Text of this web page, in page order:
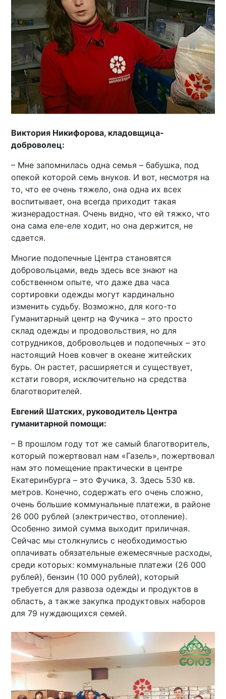
Виктория Никифорова, кладовщица-
доброволец:
– Мне запомнилась одна семья – бабушка, под
опекой которой семь внуков. И вот, несмотря на
то, что ее очень тяжело, она одна их всех
воспитывает, она всегда приходит такая
жизнерадостная. Очень видно, что ей тяжко, что
она сама еле-еле ходит, но она держится, не
сдается.
Многие подопечные Центра становятся
добровольцами, ведь здесь все знают на
собственном опыте, что даже два часа
сортировки одежды могут кардинально
изменить судьбу. Возможно, для кого-то
Гуманитарный центр на Фучика – это просто
склад одежды и продовольствия, но для
сотрудников, добровольцев и подопечных – это
настоящий Ноев ковчег в океане житейских
бурь. Он растет, расширяется и существует,
кстати говоря, исключительно на средства
благотворителей.
Евгений Шатских, руководитель Центра
гуманитарной помощи:
– В прошлом году тот же самый благотворитель,
который пожертвовал нам «Газель», пожертвовал
нам это помещение практически в центре
Екатеринбурга – это Фучика, 3. Здесь 530 кв.
метров. Конечно, содержать его очень сложно,
очень большие коммунальные платежи, в районе
26 000 рублей (электричество, отопление).
Особенно зимой сумма выходит приличная.
Сейчас мы столкнулись с необходимостью
оплачивать обязательные ежемесячные расходы,
среди которых: коммунальные платежи (26 000
рублей), бензин (10 000 рублей), который
требуется для развоза одежды и продуктов в
область, а также закупка продуктовых наборов
для 79 нуждающихся семей.